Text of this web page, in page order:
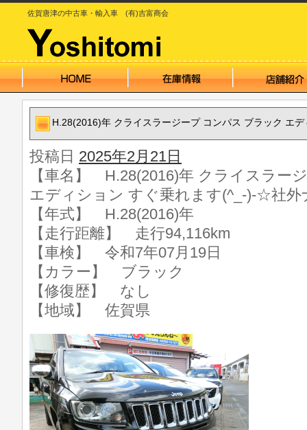
佐賀唐津の中古車・輸入車 (有)吉富商会
H.28(2016)年 クライスラージープ コンパス ブラック エ
投稿日 2025年2月21日
【車名】 H.28(2016)年 クライスラー
エディション すぐ乗れます(^_-)-☆社外
【年式】 H.28(2016)年
【走行距離】 走行94,116km
【車検】 令和7年07月19日
【カラー】 ブラック
【修復歴】 なし
【地域】 佐賀県